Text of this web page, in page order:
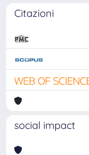
Citazioni
social impact